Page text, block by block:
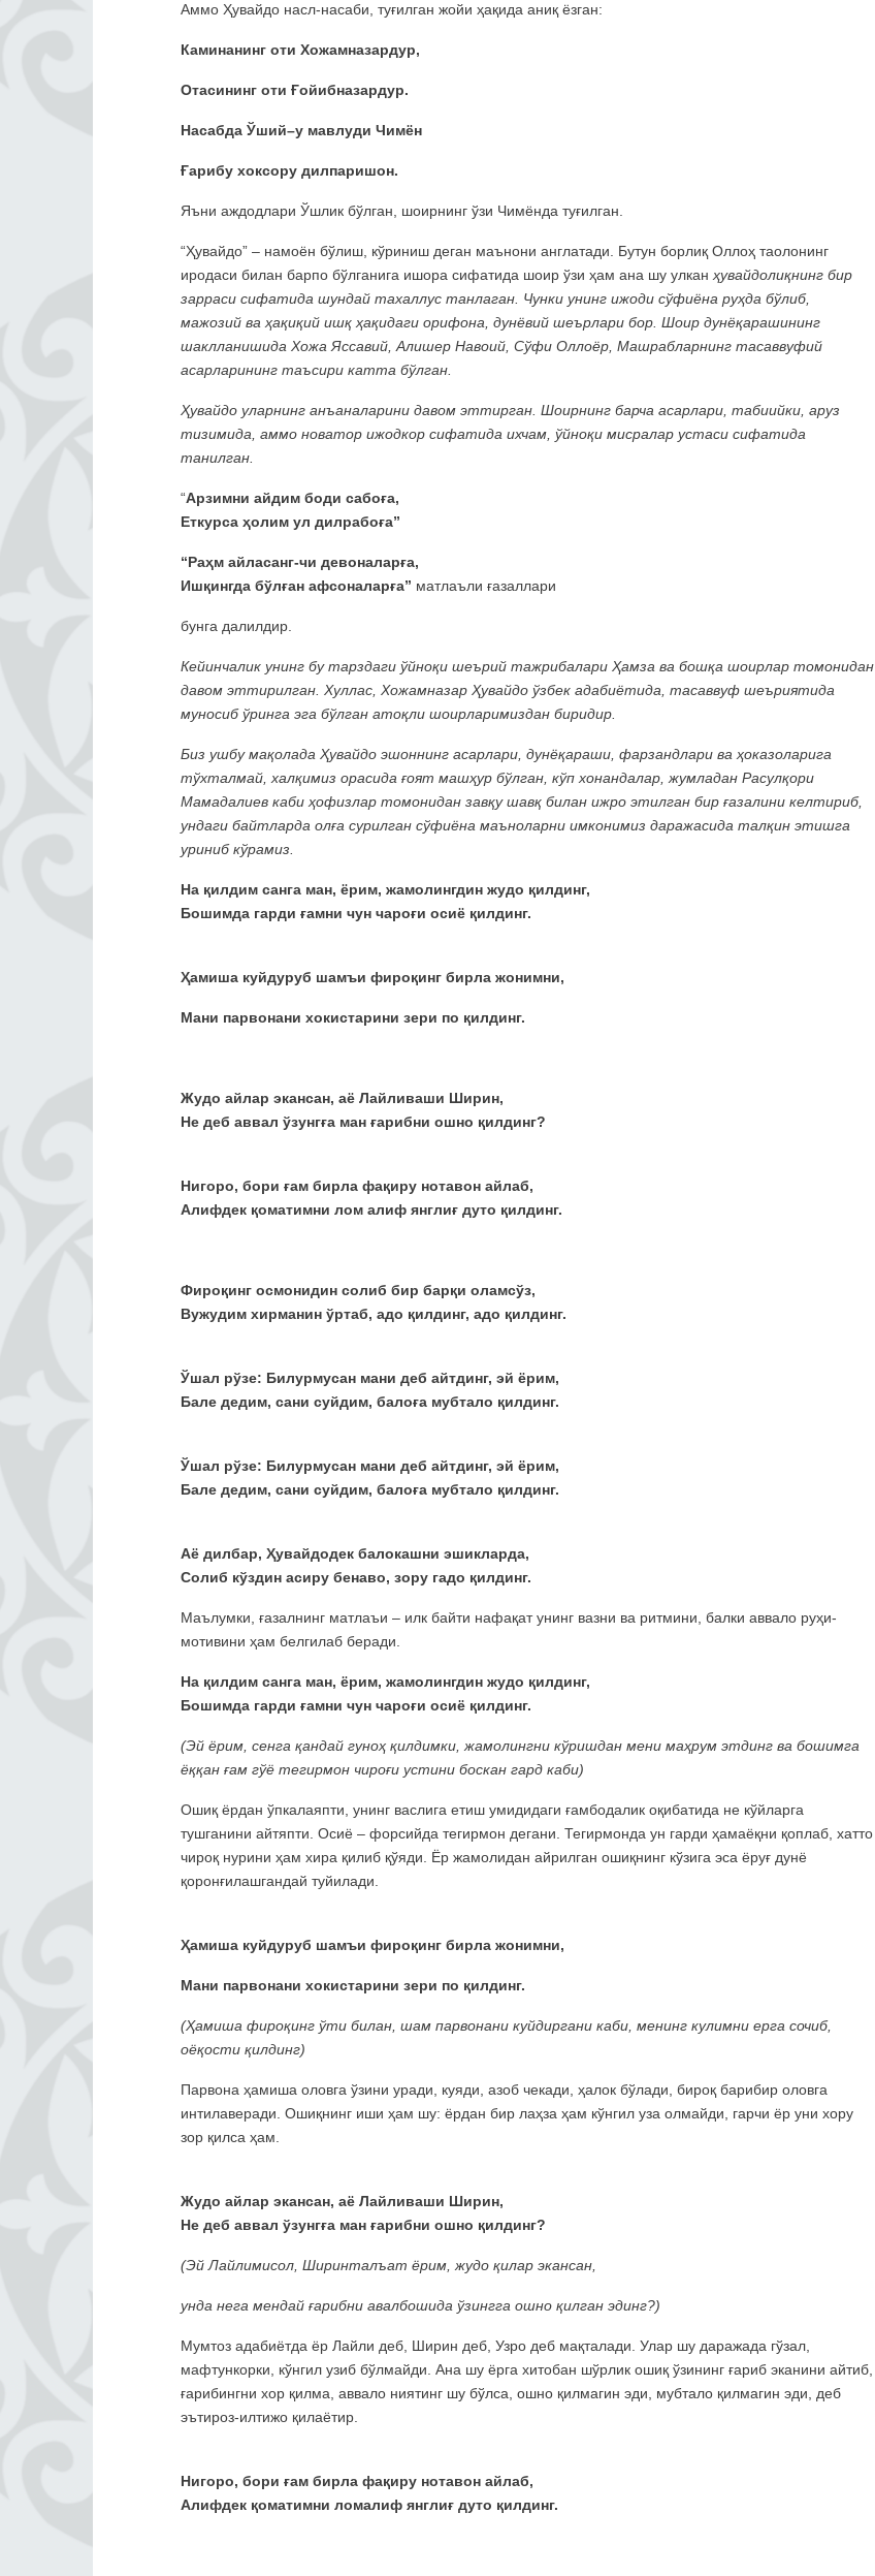
Аммо Ҳувайдо насл-насаби, туғилган жойи ҳақида аниқ ёзган:
Каминанинг оти Хожамназардур,
Отасининг оти Ғойибназардур.
Насабда Ўший–у мавлуди Чимён
Ғарибу хоксору дилпаришон.
Яъни аждодлари Ўшлик бўлган, шоирнинг ўзи Чимёнда туғилган.
“Ҳувайдо” – намоён бўлиш, кўриниш деган маънони англатади. Бутун борлиқ Оллоҳ таолонинг
иродаси билан барпо бўлганига ишора сифатида шоир ўзи ҳам ана шу улканҳувайдолиқнинг бир
зарраси сифатида шундай тахаллус танлаган. Чунки унинг ижоди сўфиёна руҳда бўлиб,
мажозий ва ҳақиқий ишқ ҳақидаги орифона, дунёвий шеърлари бор. Шоир дунёқарашининг
шаклланишида Хожа Яссавий, Алишер Навоий, Сўфи Оллоёр, Машрабларнинг тасаввуфий
асарларининг таъсири катта бўлган.
Ҳувайдо уларнинг анъаналарини давом эттирган. Шоирнинг барча асарлари, табиийки, аруз
тизимида, аммо новатор ижодкор сифатида ихчам, ўйноқи мисралар устаси сифатида
танилган.
“Арзимни айдим боди сабоға,
Еткурса ҳолим ул дилрабоға”
“Раҳм айласанг-чи девоналарға,
Ишқингда бўлған афсоналарға” матлаъли ғазаллари
бунга далилдир.
Кейинчалик унинг бу тарздаги ўйноқи шеърий тажрибалари Ҳамза ва бошқа шоирлар томонидан
давом эттирилган. Хуллас, Хожамназар Ҳувайдо ўзбек адабиётида, тасаввуф шеъриятида
муносиб ўринга эга бўлган атоқли шоирларимиздан биридир.
Биз ушбу мақолада Ҳувайдо эшоннинг асарлари, дунёқараши, фарзандлари ва ҳоказоларига
тўхталмай, халқимиз орасида ғоят машҳур бўлган, кўп хонандалар, жумладан Расулқори
Мамадалиев каби ҳофизлар томонидан завқу шавқ билан ижро этилган бир ғазалини келтириб,
ундаги байтларда олға сурилган сўфиёна маъноларни имконимиз даражасида талқин этишга
уриниб кўрамиз.
На қилдим санга ман, ёрим, жамолингдин жудо қилдинг,
Бошимда гарди ғамни чун чароғи осиё қилдинг.
Ҳамиша куйдуруб шамъи фироқинг бирла жонимни,
Мани парвонани хокистарини зери по қилдинг.
Жудо айлар экансан, аё Лайливаши Ширин,
Не деб аввал ўзунгға ман ғарибни ошно қилдинг?
Нигоро, бори ғам бирла фақиру нотавон айлаб,
Алифдек қоматимни лом алиф янглиғ дуто қилдинг.
Фироқинг осмонидин солиб бир барқи оламсўз,
Вужудим хирманин ўртаб, адо қилдинг, адо қилдинг.
Ўшал рўзе: Билурмусан мани деб айтдинг, эй ёрим,
Бале дедим, сани суйдим, балоға мубтало қилдинг.
Ўшал рўзе: Билурмусан мани деб айтдинг, эй ёрим,
Бале дедим, сани суйдим, балоға мубтало қилдинг.
Аё дилбар, Ҳувайдодек балокашни эшикларда,
Солиб кўздин асиру бенаво, зору гадо қилдинг.
Маълумки, ғазалнинг матлаъи – илк байти нафақат унинг вазни ва ритмини, балки аввало руҳи-
мотивини ҳам белгилаб беради.
На қилдим санга ман, ёрим, жамолингдин жудо қилдинг,
Бошимда гарди ғамни чун чароғи осиё қилдинг.
(Эй ёрим, сенга қандай гуноҳ қилдимки, жамолингни кўришдан мени маҳрум этдинг ва бошимга
ёққан ғам гўё тегирмон чироғи устини боскан гард каби)
Ошиқ ёрдан ўпкалаяпти, унинг васлига етиш умидидаги ғамбодалик оқибатида не кўйларга
тушганини айтяпти. Осиё – форсийда тегирмон дегани. Тегирмонда ун гарди ҳамаёқни қоплаб, хатто
чироқ нурини ҳам хира қилиб қўяди. Ёр жамолидан айрилган ошиқнинг кўзига эса ёруғ дунё
қоронғилашгандай туйилади.
Ҳамиша куйдуруб шамъи фироқинг бирла жонимни,
Мани парвонани хокистарини зери по қилдинг.
(Ҳамиша фироқинг ўти билан, шам парвонани куйдиргани каби, менинг кулимни ерга сочиб,
оёқости қилдинг)
Парвона ҳамиша оловга ўзини уради, куяди, азоб чекади, ҳалок бўлади, бироқ барибир оловга
интилаверади. Ошиқнинг иши ҳам шу: ёрдан бир лаҳза ҳам кўнгил уза олмайди, гарчи ёр уни хору
зор қилса ҳам.
Жудо айлар экансан, аё Лайливаши Ширин,
Не деб аввал ўзунгға ман ғарибни ошно қилдинг?
(Эй Лайлимисол, Ширинталъат ёрим, жудо қилар экансан,
унда нега мендай ғарибни авалбошида ўзингга ошно қилган эдинг?)
Мумтоз адабиётда ёр Лайли деб, Ширин деб, Узро деб мақталади. Улар шу даражада гўзал,
мафтункорки, кўнгил узиб бўлмайди. Ана шу ёрга хитобан шўрлик ошиқ ўзининг ғариб эканини айтиб,
ғарибингни хор қилма, аввало ниятинг шу бўлса, ошно қилмагин эди, мубтало қилмагин эди, деб
эътироз-илтижо қилаётир.
Нигоро, бори ғам бирла фақиру нотавон айлаб,
Алифдек қоматимни ломалиф янглиғ дуто қилдинг.